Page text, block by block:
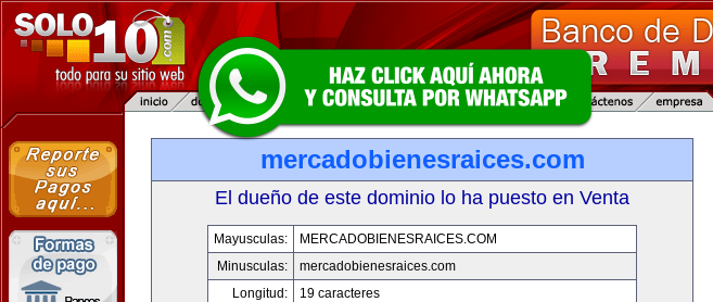
mercadobienesraices.com
El dueño de este dominio lo ha puesto en Venta
Mayusculas:
MERCADOBIENESRAICES.COM
Minusculas:
mercadobienesraices.com
Longitud:
19 caracteres